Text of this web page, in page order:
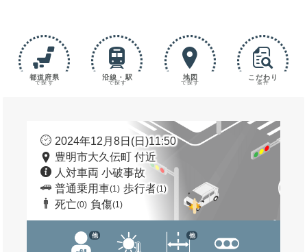
都道府県
で探す
沿線・駅
で探す
地図
で探す
こだわり
条件
2024年12月8日(日)11:50
豊明市大久伝町 付近
人対車両 小破事故
普通乗用車(1) 歩行者(1)
死亡(0) 負傷(1)
他 他